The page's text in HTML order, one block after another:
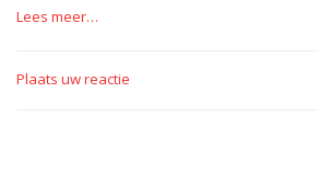
Lees meer…
Plaats uw reactie